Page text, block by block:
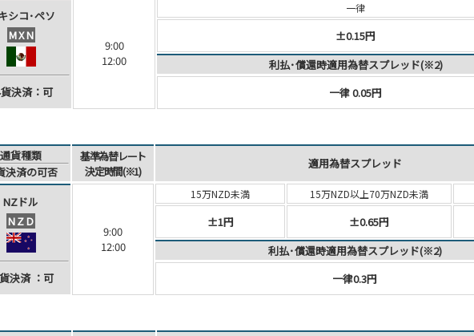
シコ･ペソ
MXN
決済：可
9:00
12:00
一律
±0.15円
利払･償還時適用為替スプレッド(※2)
一律 0.05円
通貨種類
決済の可否
基準為替レート
決定時間(※1)
適用為替スプレッド
NZドル
NZD
決済：可
9:00
12:00
15万NZD未満 15万NZD以上70万NZD未満
±1円 ±0.65円
利払･償還時適用為替スプレッド(※2)
一律0.3円